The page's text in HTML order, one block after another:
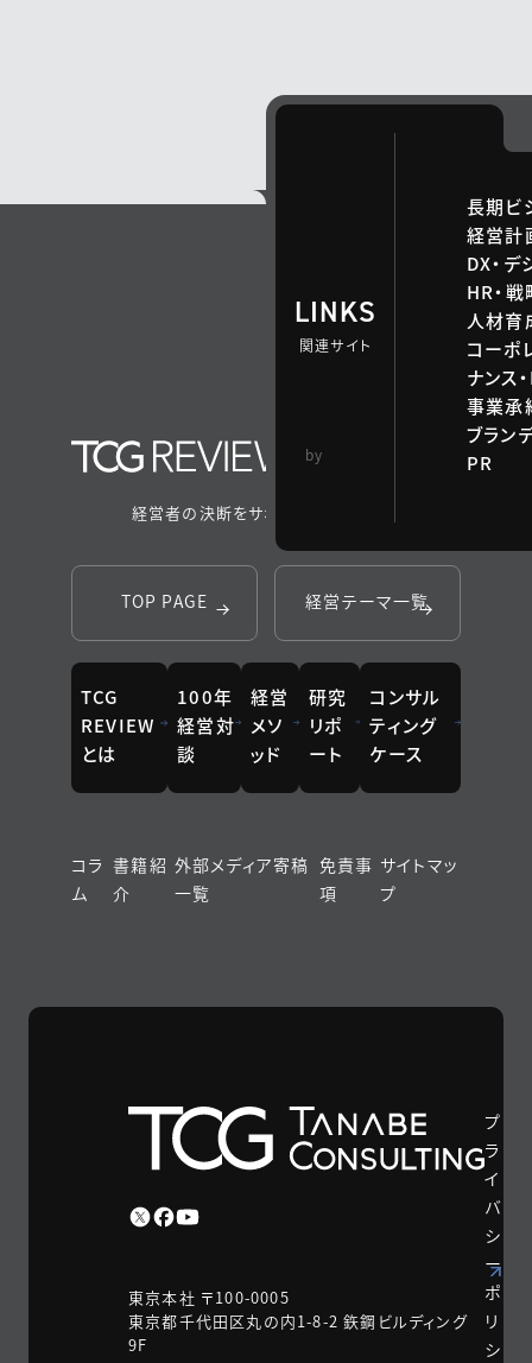
LINKS
関連サイト
長期ビ
経営計
DX・デ
HR・
人材育
コーポ
ナンス
事業承
ブラン
PR
by
経営者の決断をサポートするメディア
TOP PAGE 経営テーマ一覧
TCG
REVIEW
とは
100年
経営対
談
経営
メソ
ッド
研究
リポ
ート
コンサル
ティング
ケース
コラ
ム
書籍紹
介
外部メディア寄稿
一覧
免責事
項
サイトマッ
プ
東京本社 〒100-0005
東京都千代田区丸の内1-8-2 鉃鋼ビルディング
9F
プ
ラ
イ
バ
シ
ー
ポ
リ
シ